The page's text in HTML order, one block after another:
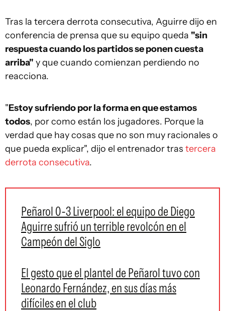
Tras la tercera derrota consecutiva, Aguirre dijo en
conferencia de prensa que su equipo queda "sin
respuesta cuando los partidos se ponen cuesta
arriba" y que cuando comienzan perdiendo no
reacciona.
"Estoy sufriendo por la forma en que estamos
todos, por como están los jugadores. Porque la
verdad que hay cosas que no son muy racionales o
que pueda explicar", dijo el entrenador tras tercera
derrota consecutiva.
Peñarol 0-3 Liverpool: el equipo de Diego
Aguirre sufrió un terrible revolcón en el
Campeón del Siglo
El gesto que el plantel de Peñarol tuvo con
Leonardo Fernández, en sus días más
difíciles en el club